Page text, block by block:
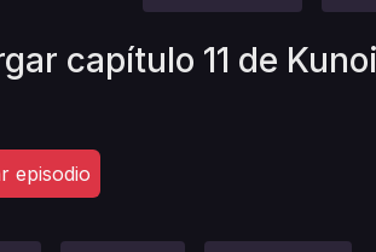
capítulo 11 de
episodio